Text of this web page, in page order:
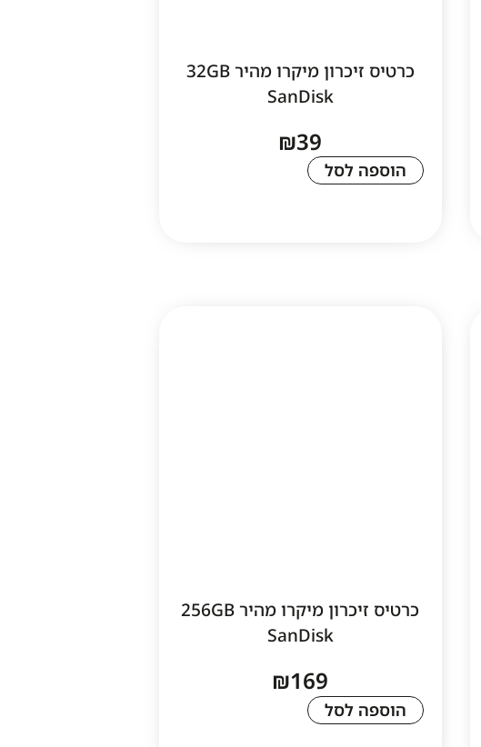
כרטיס זיכרון מיקרו מהיר 32GB
SanDisk
₪39
הוספה לסל
כרטיס זיכרון מיקרו מהיר 256GB
SanDisk
₪169
הוספה לסל